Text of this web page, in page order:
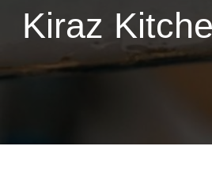
Kiraz